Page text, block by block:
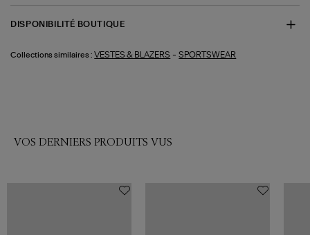
DISPONIBILITÉ BOUTIQUE
Collections similaires : VESTES & BLAZERS -SPORTSWEAR
VOS DERNIERS PRODUITS VUS